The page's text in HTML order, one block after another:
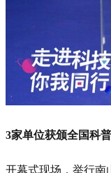
3家单位获颁全国科
开幕式现场，举行南